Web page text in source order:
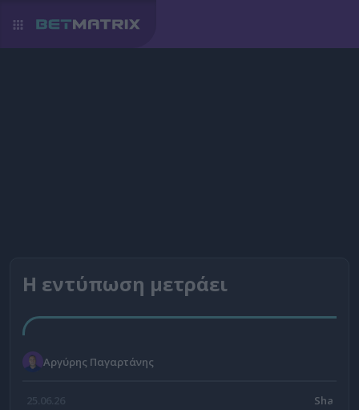
Η εντύπωση μετράει
Αργύρης Παγαρτάνης
25.06.26